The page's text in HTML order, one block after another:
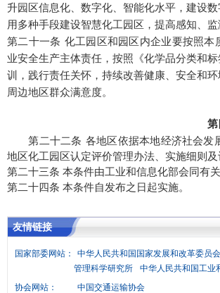
升园区信息化、数字化、智能化水平，建设
用多种手段建设智慧化工园区，提高感知、
第二十一条 化工园区和园区内企业要按照本
业安全生产主体责任，按照《化学品分类和
训，践行责任关怀，持续改善健康、安全和
周边地区群众满意度。
第二十二条 各地区依据本地经济社会发
地区化工园区认定评价管理办法、实施细则及
第二十三条 本条件由工业和信息化部会同有
第二十四条 本条件自发布之日起实施。
友情链接
国家部委网站： 中华人民共和国国家发展和改革委员会
管理科学研究所
中华人民共和国工业
协会网站：
中国交通运输协会